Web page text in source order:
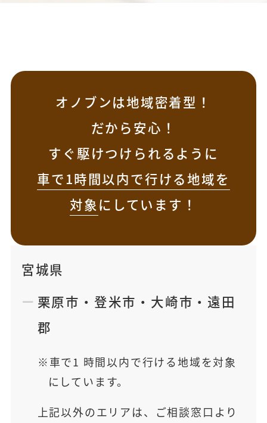
オノブンは地域密着型！
だから安心！
すぐ駆けつけられるように
車で1時間以内で行ける地域を
対象にしています！
宮城県
栗原市 ・ 登米市 ・ 大崎市 ・ 遠田
郡
車で1 時間以内で行ける地域を対象
にしています。
上記以外のエリアは、ご相談窓口より